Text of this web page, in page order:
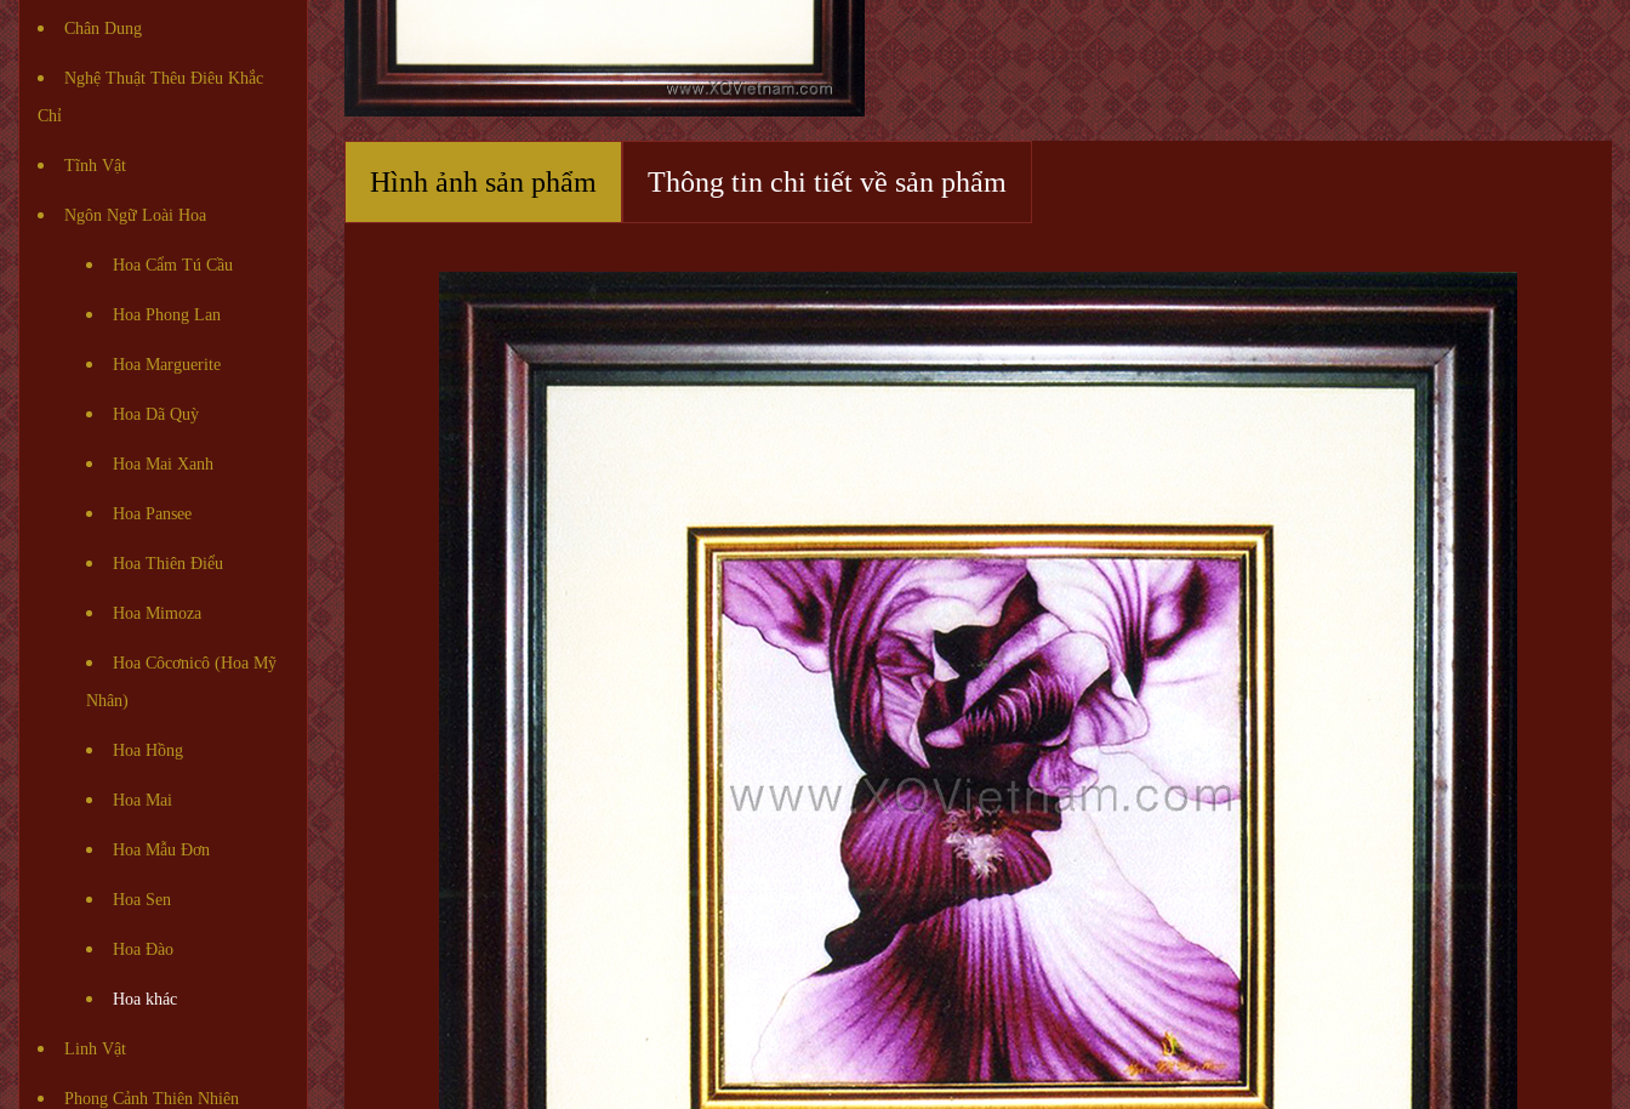
Chân Dung
Nghệ Thuật Thêu Điêu Khắc
Chỉ
Tĩnh Vật
Ngôn Ngữ Loài Hoa
Hoa Cẩm Tú Cầu
Hoa Phong Lan
Hoa Marguerite
Hoa Dã Quỳ
Hoa Mai Xanh
Hoa Pansee
Hoa Thiên Điểu
Hoa Mimoza
Hoa Côcơnicô (Hoa Mỹ
Nhân)
Hoa Hồng
Hoa Mai
Hoa Mẫu Đơn
Hoa Sen
Hoa Đào
Hoa khác
Linh Vật
Phong Cảnh Thiên Nhiên
Hình ảnh sản phẩm Thông tin chi tiết về sản phẩm